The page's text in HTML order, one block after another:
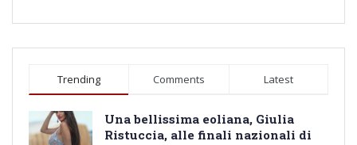
Trending Comments Latest
Una bellissima eoliana, Giulia
Ristuccia, alle finali nazionali di